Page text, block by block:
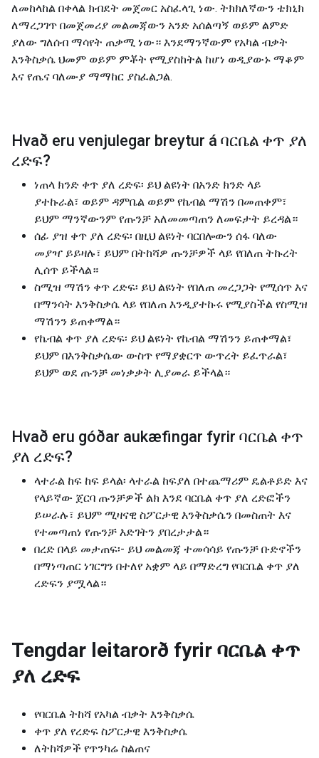
ለመከላከል በቀላል ክብደት መጀመር አስፈላጊ ነው. ትክክለኛውን ቴክኒክ
ለማረጋገጥ በመጀመሪያ መልመጃውን አንድ አሰልጣኝ ወይም ልምድ
ያለው ግለሰብ ማሳየት ጠቃሚ ነው። እንደማንኛውም የአካል ብቃት
እንቅስቃሴ ህመም ወይም ምቾት የሚያስከትል ከሆነ ወዲያውኑ ማቆም
እና የጤና ባለሙያ ማማከር ያስፈልጋል.
Hvað eru venjulegar breytur á ባርቤል ቀጥ ያለ
ረድፍ?
ነጠላ ክንድ ቀጥ ያለ ረድፍ፡ ይህ ልዩነት በአንድ ክንድ ላይ
ያተኩራል፣ ወይም ዳምቤል ወይም የኬብል ማሽን በመጠቀም፣
ይህም ማንኛውንም የጡንቻ አለመመጣጠን ለመፍታት ይረዳል።
ሰፊ ያዝ ቀጥ ያለ ረድፍ፡ በዚህ ልዩነት ባርበሎውን ሰፋ ባለው
መያዣ ይይዛሉ፣ ይህም በትከሻዎ ጡንቻዎች ላይ የበለጠ ትኩረት
ሊሰጥ ይችላል።
ስሚዝ ማሽን ቀጥ ረድፍ፡ ይህ ልዩነት የበለጠ መረጋጋት የሚሰጥ እና
በማንሳት እንቅስቃሴ ላይ የበለጠ እንዲያተኩሩ የሚያስችል የስሚዝ
ማሽንን ይጠቀማል።
የኬብል ቀጥ ያለ ረድፍ፡ ይህ ልዩነት የኬብል ማሽንን ይጠቀማል፣
ይህም በእንቅስቃሴው ውስጥ የማያቋርጥ ውጥረት ይፈጥራል፣
ይህም ወደ ጡንቻ መነቃቃት ሊያመራ ይችላል።
Hvað eru góðar aukæfingar fyrir ባርቤል ቀጥ
ያለ ረድፍ?
ላተራል ከፍ ከፍ ይላል፡ ላተራል ከፍያለ በተጨማሪም ዴልቶይድ እና
የላይኛው ጀርባ ጡንቻዎች ልክ እንደ ባርቤል ቀጥ ያለ ረድፎችን
ይሠራሉ፣ ይህም ሚዛናዊ ስፖርታዊ እንቅስቃሴን በመስጠት እና
የተመጣጠነ የጡንቻ እድገትን ያበረታታል።
በረድ በላይ መታጠፍ፡- ይህ መልመጃ ተመሳሳይ የጡንቻ ቡድኖችን
በማነጣጠር ነገርግን በተለየ አቋም ላይ በማድረግ የባርቤል ቀጥ ያለ
ረድፍን ያሟላል።
Tengdar leitarorð fyrir ባርቤል ቀጥ
ያለ ረድፍ
የባርቤል ትከሻ የአካል ብቃት እንቅስቃሴ
ቀጥ ያለ የረድፍ ስፖርታዊ እንቅስቃሴ
ለትከሻዎች የጥንካሬ ስልጠና